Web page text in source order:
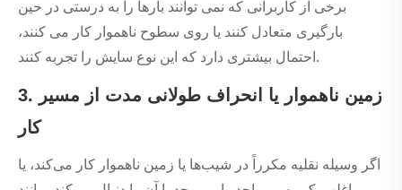
برخی از کاربرانی که نمی توانند بارها را به درستی در حین
بارگیری متعادل کنند یا روی سطوح ناهموار کار می کنند،
احتمال بیشتری دارد که این نوع سایش را تجربه کنند.
3. زمین ناهموار یا انحراف طولانی مدت از مسیر
کار
اگر وسیله نقلیه مکرراً در شیب‌ها یا زمین ناهموار کار می‌کند، یا